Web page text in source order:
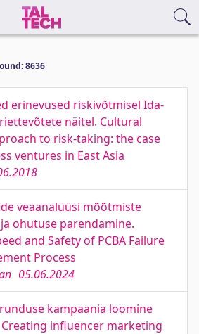
8636
erinevused riskivõtmisel Ida-
näitel. Cultural
to risk-taking: the case
ventures in East Asia
veaanalüüsi mõõtmiste
ohutuse parendamine.
and Safety of PCBA Failure
Process
05.06.2024
kampaania loomine
influencer marketing